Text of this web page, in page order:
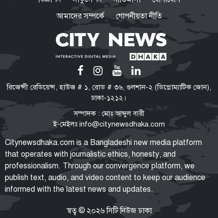
যেসব জেলায় ৬০ কিমি বেগে ঝড়ের
আভাস
হুথিদের হামলায় ইয়েমেনে ৩০ সেনা
নিহত
সিলেটের ওসমানীনগরে দুই বাসের
সংঘর্ষে নিহত ৮
বগুড়ায় সাতসকালে বাসচাপায় ৬
আমাদের সম্পর্কে
গোপনীয়তা নীতি
রিজেন্সী রেডিয়েন্স, হাউজ # ১, রোড # ৩৬, গুলশান-২ (ডিপ্লোম্যাটিক জোন),
ঢাকা-১২১২।
সম্পাদক : মোঃ আব্দুল বারী
ই-মেইলঃ info@citynewsdhaka.com
Citynewsdhaka.com is a Bangladeshi new media platform
that operates with journalistic ethics, honesty, and
professionalism. Through our convergence platform, we
publish text, audio, and video content to keep our audience
informed with the latest news and updates.
স্বত্ব © ২০২৬ সিটি নিউজ ঢাকা